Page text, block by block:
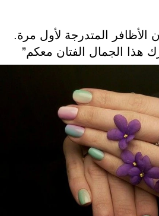
الأظافر المتدرجة لأول مرة.
هذا الجمال الفتان معكم”